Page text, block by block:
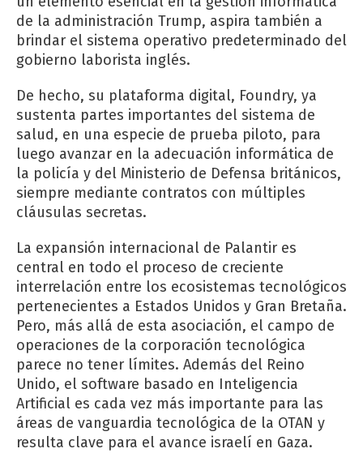
de la administración Trump, aspira también a
brindar el sistema operativo predeterminado del
gobierno laborista inglés.
De hecho, su plataforma digital, Foundry, ya
sustenta partes importantes del sistema de
salud, en una especie de prueba piloto, para
luego avanzar en la adecuación informática de
la policía y del Ministerio de Defensa británicos,
siempre mediante contratos con múltiples
cláusulas secretas.
La expansión internacional de Palantir es
central en todo el proceso de creciente
interrelación entre los ecosistemas tecnológicos
pertenecientes a Estados Unidos y Gran Bretaña.
Pero, más allá de esta asociación, el campo de
operaciones de la corporación tecnológica
parece no tener límites. Además del Reino
Unido, el software basado en Inteligencia
Artificial es cada vez más importante para las
áreas de vanguardia tecnológica de la OTAN y
resulta clave para el avance israelí en Gaza.